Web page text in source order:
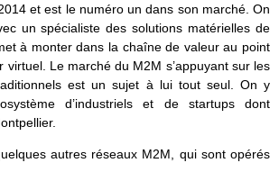
et est le numéro un dans son marché. On
un spécialiste des solutions matérielles de
à monter dans la chaîne de valeur au point
virtuel. Le marché du M2M s’appuyant sur les
est un sujet à lui tout seul. On y
d’industriels et de startups dont
autres réseaux M2M, qui sont opérés